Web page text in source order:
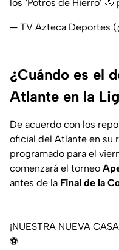
los ‘Potros de Hierro’ 🐴
— TV Azteca Deportes
¿Cuándo es el
Atlante en la
De acuerdo con los
oficial del Atlante en su
programado para el
comenzará el torneo
antes de la Final de la
¡NUESTRA NUEVA
⚽